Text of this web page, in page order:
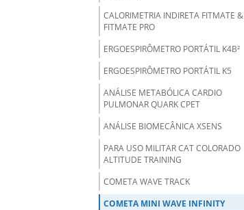
CALORIMETRIA INDIRETA FITMATE &
FITMATE PRO
ERGOESPIRÔMETRO PORTÁTIL K4B²
ERGOESPIRÔMETRO PORTÁTIL K5
ANÁLISE METABÓLICA CARDIO
PULMONAR QUARK CPET
ANÁLISE BIOMECÂNICA XSENS
PARA USO MILITAR CAT COLORADO
ALTITUDE TRAINING
COMETA WAVE TRACK
COMETA MINI WAVE INFINITY